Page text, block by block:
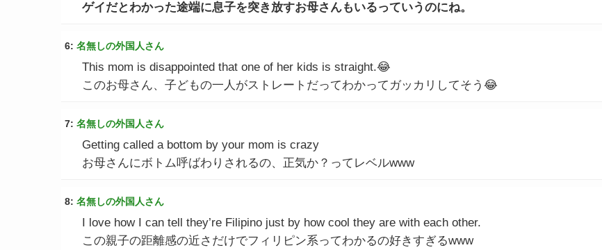
ゲイだとわかった途端に息子を突き放すお母さんもいるっていうのにね。
6: 名無しの外国人さん
This mom is disappointed that one of her kids is straight.😂
このお母さん、子どもの一人がストレートだってわかってガッカリしてそう😂
7: 名無しの外国人さん
Getting called a bottom by your mom is crazy
お母さんにボトム呼ばわりされるの、正気か？ってレベルwww
8: 名無しの外国人さん
I love how I can tell they’re Filipino just by how cool they are with each other.
この親子の距離感の近さだけでフィリピン系ってわかるの好きすぎるwww